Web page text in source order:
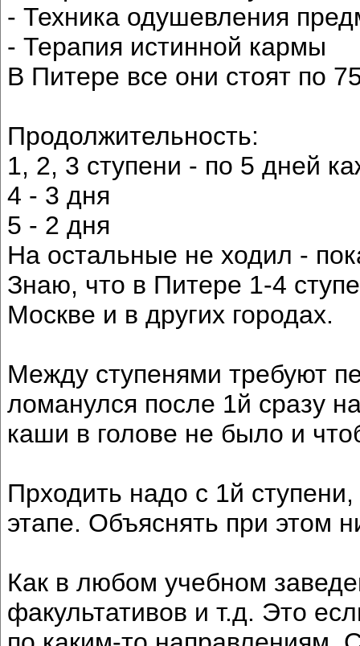
- Техника одушевления
- Терапия истинной кармы
В Питере все они стоят по
Продолжительность:
1, 2, 3 ступени - по 5 дней
4 - 3 дня
5 - 2 дня
На остальные не ходил -
Знаю, что в Питере 1-4
Москве и в других городах.
Между ступенями требуют
ломанулся после 1й сразу
каши в голове не было и
Прходить надо с 1й
этапе. Объяснять при этом
Как в любом учебном
факультативов и т.д. Это